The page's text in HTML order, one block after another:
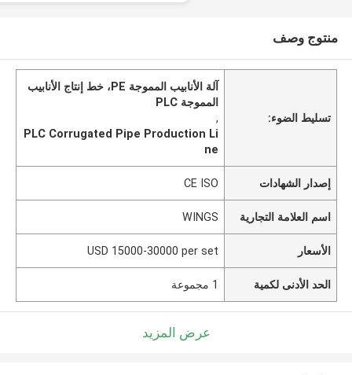
منتوج وصف
تسليط الضوء:
آلة الأنابيب المموجة PE، خط إنتاج الأنابيب
المموجة PLC
,
PLC Corrugated Pipe Production Li
ne
إصدار الشهادات CE ISO
اسم العلامة التجارية WINGS
الأسعار USD 15000-30000 per set
الحد الأدنى لكمية 1 مجموعة
عرض المزيد